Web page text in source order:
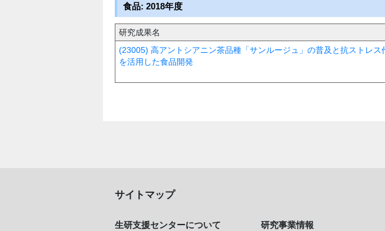
食品: 2018年度
研究成果名
(23005) 高アントシアニン茶品種「サンルージュ」の普及と抗ストレス
を活用した食品開発
サイトマップ
生研支援センターについて 研究事業情報